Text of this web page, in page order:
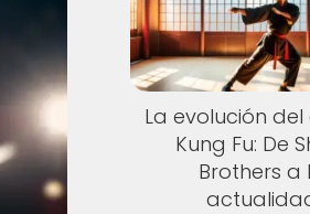
La evolución del
Kung Fu: De
Brothers a